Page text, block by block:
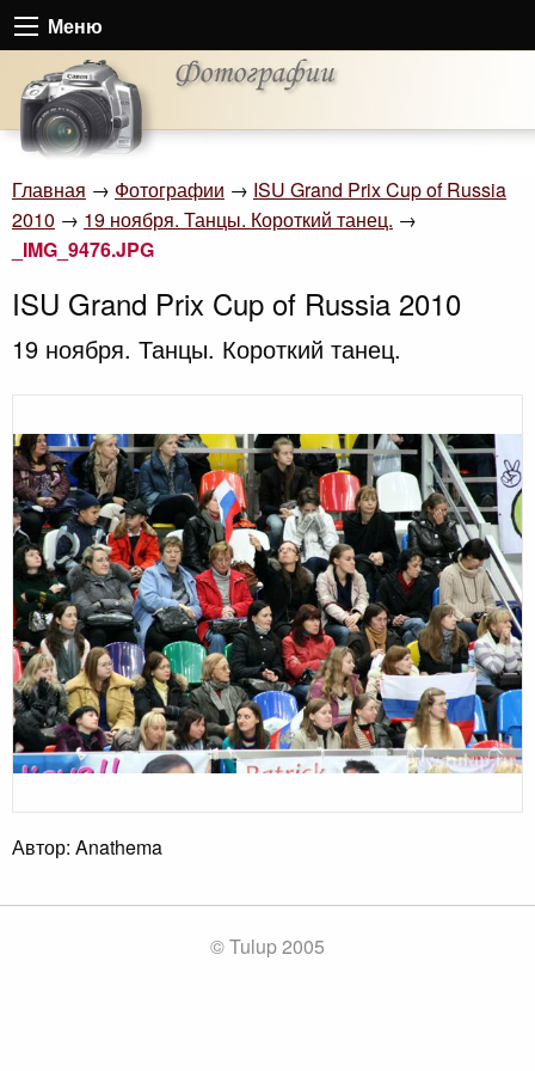
Меню
Главная → Фотографии → ISU Grand Prix Cup of Russia
2010 → 19 ноября. Танцы. Короткий танец. →
_IMG_9476.JPG
ISU Grand Prix Cup of Russia 2010
19 ноября. Танцы. Короткий танец.
Автор: Anathema
© Tulup 2005